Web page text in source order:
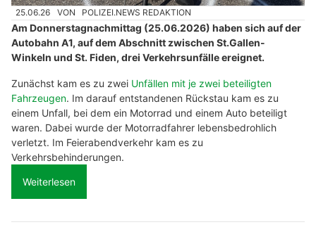
25.06.26 VON POLIZEI.NEWS REDAKTION
Am Donnerstagnachmittag (25.06.2026) haben sich auf der
Autobahn A1, auf dem Abschnitt zwischen St.Gallen-
Winkeln und St. Fiden, drei Verkehrsunfälle ereignet.
Zunächst kam es zu zwei Unfällen mit je zwei beteiligten
Fahrzeugen. Im darauf entstandenen Rückstau kam es zu
einem Unfall, bei dem ein Motorrad und einem Auto beteiligt
waren. Dabei wurde der Motorradfahrer lebensbedrohlich
verletzt. Im Feierabendverkehr kam es zu
Verkehrsbehinderungen.
Weiterlesen